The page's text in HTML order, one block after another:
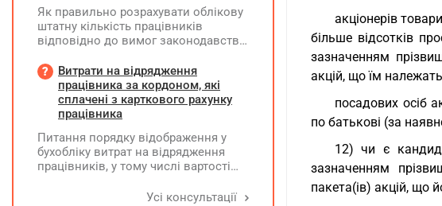
акціонерів
більше відсотків
зазначенням
акцій, що їм
посадових осіб
по батькові (за
12) чи є
зазначенням
пакета(ів) акцій, що
Як правильно розрахувати облікову
штатну кількість працівників
відповідно до вимог законодавства
Витрати на відрядження
працівника за кордоном, які
сплачені з карткового рахунку
працівника
Питання порядку відображення у
бухобліку витрат на відрядження
працівників, у тому числі вартості
карткового рахунку працівника та
Усі консультації